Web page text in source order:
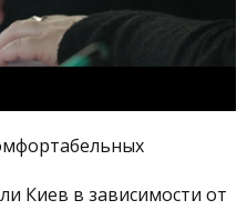
Киев в зависимости от